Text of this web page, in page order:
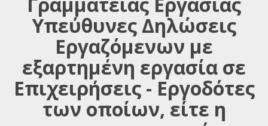
Υπεύθυνες Δηλώσεις
Εργαζόμενων με
εξαρτημένη εργασία σε
Επιχειρήσεις - Εργοδότες
των οποίων, είτε η